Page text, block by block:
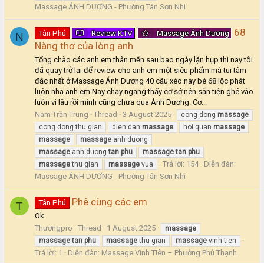
Massage ÁNH DƯƠNG - Phường Tân Sơn Nhì
N Tân Phú Review KTV Massage Ánh Dương 68
Nàng thơ của lòng anh
Tổng chào các anh em thân mến sau bao ngày lặn hụp thì nay tôi
đã quay trở lại để review cho anh em một siêu phẩm mà tui tâm
đắc nhất ở Massage Ánh Dương 40 cầu xéo này bé 68 lộc phát
luôn nha anh em Nay chạy ngang thấy cơ sở nên sẵn tiện ghé vào
luôn vì lâu rồi mình cũng chưa qua Ánh Dương. Cơ...
Nam Trần Trung
Thread 3 August 2025 cong dong massage
cong dong thu gian
dien dan massage hoi quan massage
massage
massage anh duong
massage anh duongtan phu massage tan phu
massagethu gian massage vua Trả lời: 154
Diễn đàn:
Massage ÁNH DƯƠNG - Phường Tân Sơn Nhì
T Tân Phú Phê cùng các em
Ok
Thươngpro
Thread 1 August 2025
massage
massage tan phu massagethu gian massage vinh tien
Trả lời: 1 Diễn đàn: Massage Vinh Tiên – Phường Phú Thạnh